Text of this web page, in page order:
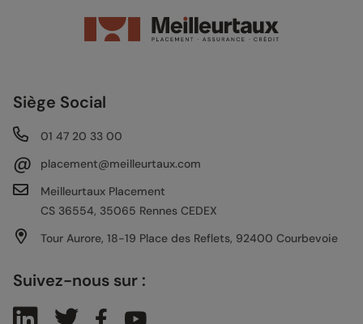
Siège Social
01 47 20 33 00
@
placement@meilleurtaux.com
Meilleurtaux Placement
CS 36554, 35065 Rennes CEDEX
Tour Aurore, 18-19 Place des Reflets, 92400 Courbevoie
Suivez-nous sur :